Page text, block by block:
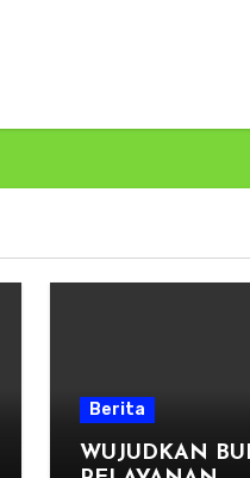
Berita
WUJUDKAN